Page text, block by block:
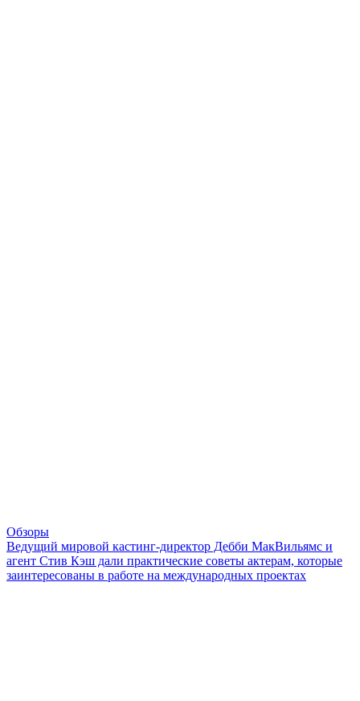
Обзоры
Ведущий мировой кастинг-директор Дебби МакВильямс и
агент Стив Кэш дали практические советы актерам, которые
заинтересованы в работе на международных проектах